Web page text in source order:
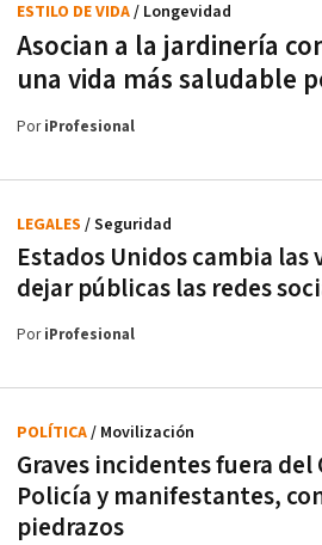
Asocian a la jardinería
una vida más saludable
ESTILO DE VIDA/ Longevidad
PoriProfesional
Estados Unidos cambia las
dejar públicas las redes
LEGALES / Seguridad
PoriProfesional
Graves incidentes fuera
Policía y manifestantes,
piedrazos
POLÍTICA/ Movilización